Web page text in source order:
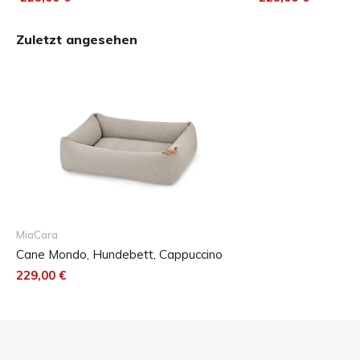
Zuletzt angesehen
MiaCara
Cane Mondo, Hundebett, Cappuccino
229,00 €